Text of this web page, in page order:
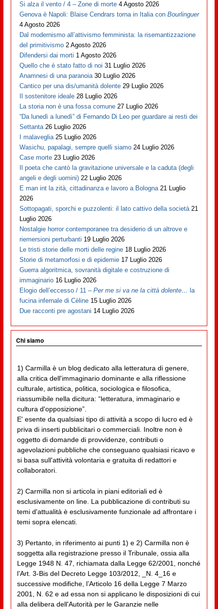
Si alza il vento / 4 – Zone di morte 4 Agosto 2026
Genova è Napoli: Blaise Cendrars torna in Italia conBourlinguer
4 Agosto 2026
Dal modernismo all’attivismo femminista: la risemantizzazione
del primitivismo 2 Agosto 2026
Difendersi dai morti 1 Agosto 2026
Quello che è stato fatto di noi 31 Luglio 2026
Anamnesi di una paranoia 30 Luglio 2026
Cantico per una dis/umanità dolente 29 Luglio 2026
Il sostenitore ideale 28 Luglio 2026
La storia non è una fossa comune 27 Luglio 2026
“Da lunedì a lunedì” di Fernando Di Leo per guardare ai resti dei
Settanta 26 Luglio 2026
I malaveglia 25 Luglio 2026
Wasichu, papalagi, sempre quelli siamo 24 Luglio 2026
Case morte 23 Luglio 2026
Il poeta che cantò la gravitazione universale e la caduta (degli
angeli e degli uomini) 22 Luglio 2026
E man int la zità, cittadinanza e lavoro a Bologna 21 Luglio
2026
Sottopagati, sporchi e puzzolenti: il lato cattivo della società 21
Luglio 2026
Nostalgie horror contemporanee tra desiderio di un altrove e
riemersioni perturbanti 19 Luglio 2026
Le tristi storie delle morti delle regine 18 Luglio 2026
Storie di metamorfosi e di epidemie 17 Luglio 2026
Guerra algoritmica, sovranità digitale e costruzione di
immaginario 16 Luglio 2026
Elogio dell’eccesso / 11 –Per me si va ne la città dolente… la
fucina infernale di Cèline 15 Luglio 2026
Due racconti pre agostani 14 Luglio 2026
Chi siamo
1) Carmilla è un blog dedicato alla letteratura di genere,
alla critica dell'immaginario dominante e alla riflessione
culturale, artistica, politica, sociologica e filosofica,
riassumibile nella dicitura: “letteratura, immaginario e
cultura d'opposizione”.
E' esente da qualsiasi tipo di attività a scopo di lucro ed è
priva di inserti pubblicitari o commerciali. Inoltre non è
oggetto di domande di provvidenze, contributi o
agevolazioni pubbliche che conseguano qualsiasi ricavo e
si basa sull'attività volontaria e gratuita di redattori e
collaboratori.
2) Carmilla non si articola in piani editoriali ed è
esclusivamente on line. La pubblicazione di contributi su
temi d'attualità è esclusivamente funzionale ad affrontare i
temi sopra elencati.
3) Pertanto, in riferimento ai punti 1) e 2) Carmilla non è
soggetta alla registrazione presso il Tribunale, ossia alla
Legge 1948 N. 47, richiamata dalla Legge 62/2001, nonché
l’Art. 3-Bis del Decreto Legge 103/2012, _N. 4_16 e
successive modifiche, l’Articolo 16 della Legge 7 Marzo
2001, N. 62 e ad essa non si applicano le disposizioni di cui
alla delibera dell'Autorità per le Garanzie nelle